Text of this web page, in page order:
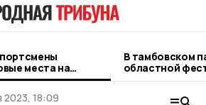
места на
слёте
В тамбовском
областной
серебряных
2023, 18:09